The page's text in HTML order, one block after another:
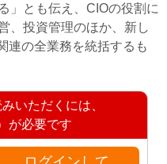
」とも伝え、CIOの役割に
、投資管理のほか、新し
連の全業務を統括するも
いただくには、
が必要です